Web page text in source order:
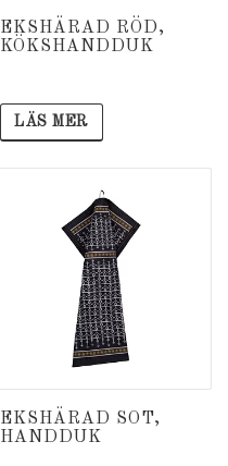
EKSHÄRAD RÖD,
KÖKSHANDDUK
LÄS MER
EKSHÄRAD SOT,
HANDDUK